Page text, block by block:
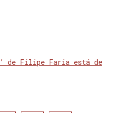
de Filipe Faria está de